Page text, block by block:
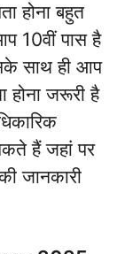
होना बहुत
10वीं पास है
साथ ही आप
होना जरूरी है
हैं जहां पर
जानकारी